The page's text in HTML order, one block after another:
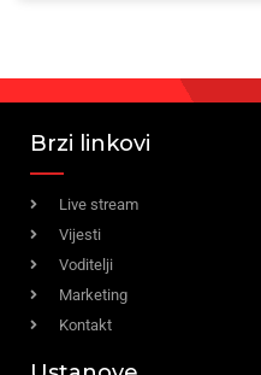
Brzi linkovi
Live stream
Vijesti
Voditelji
Marketing
Kontakt